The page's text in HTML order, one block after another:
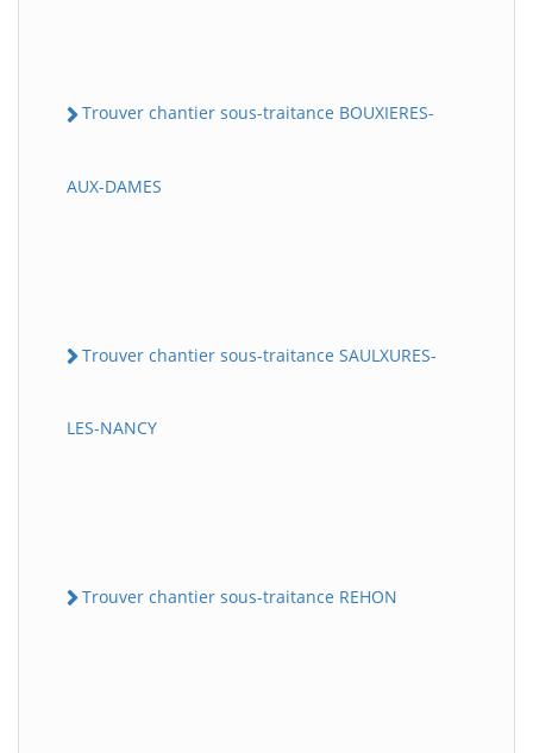
Trouver chantier sous-traitance BOUXIERES-
AUX-DAMES
Trouver chantier sous-traitance SAULXURES-
LES-NANCY
Trouver chantier sous-traitance REHON